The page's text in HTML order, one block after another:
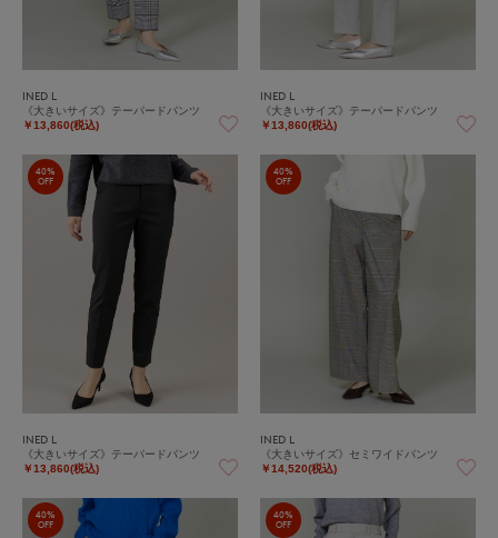
INED L
《大きいサイズ》テーパードパンツ
￥13,860(税込)
INED L
《大きいサイズ》テーパードパンツ
￥13,860(税込)
40%
OFF
INED L
《大きいサイズ》テーパードパンツ
￥13,860(税込)
40%
OFF
INED L
《大きいサイズ》セミワイドパンツ
￥14,520(税込)
40%
OFF
40%
OFF